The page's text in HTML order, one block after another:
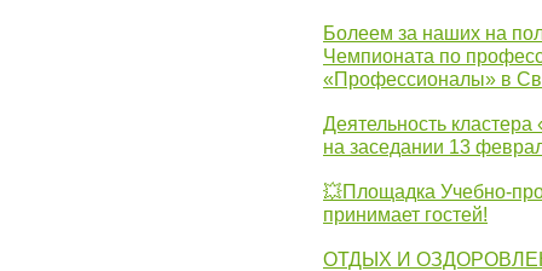
Болеем за наших на
Чемпионата по
«Профессионалы» в
Деятельность
на заседании 13
💥Площадка Учебно-
принимает гостей!
ОТДЫХ И